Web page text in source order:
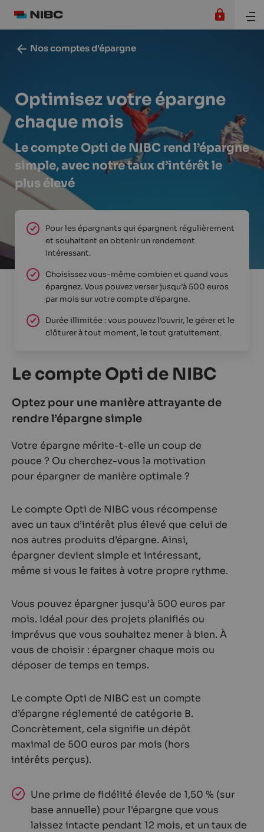
Nos comptes d'épargne
Optimisez votre épargne
chaque mois
Le compte Opti de NIBC rend l’épargne
simple, avec notre taux d’intérêt le
plus élevé
Pour les épargnants qui épargnent régulièrement
et souhaitent en obtenir un rendement
intéressant.
Choisissez vous-même combien et quand vous
épargnez. Vous pouvez verser jusqu’à 500 euros
par mois sur votre compte d’épargne.
Durée illimitée : vous pouvez l'ouvrir, le gérer et le
clôturer à tout moment, le tout gratuitement.
Le compte Opti de NIBC
Optez pour une manière attrayante de
rendre l’épargne simple
Votre épargne mérite-t-elle un coup de
pouce ? Ou cherchez-vous la motivation
pour épargner de manière optimale ?
Le compte Opti de NIBC vous récompense
avec un taux d’intérêt plus élevé que celui de
nos autres produits d’épargne. Ainsi,
épargner devient simple et intéressant,
même si vous le faites à votre propre rythme.
Vous pouvez épargner jusqu’à 500 euros par
mois. Idéal pour des projets planifiés ou
imprévus que vous souhaitez mener à bien. À
vous de choisir : épargner chaque mois ou
déposer de temps en temps.
Le compte Opti de NIBC est un compte
d’épargne réglementé de catégorie B.
Concrètement, cela signifie un dépôt
maximal de 500 euros par mois (hors
intérêts perçus).
Une prime de fidélité élevée de 1,50 % (sur
base annuelle) pour l'épargne que vous
laissez intacte pendant 12 mois, et un taux de